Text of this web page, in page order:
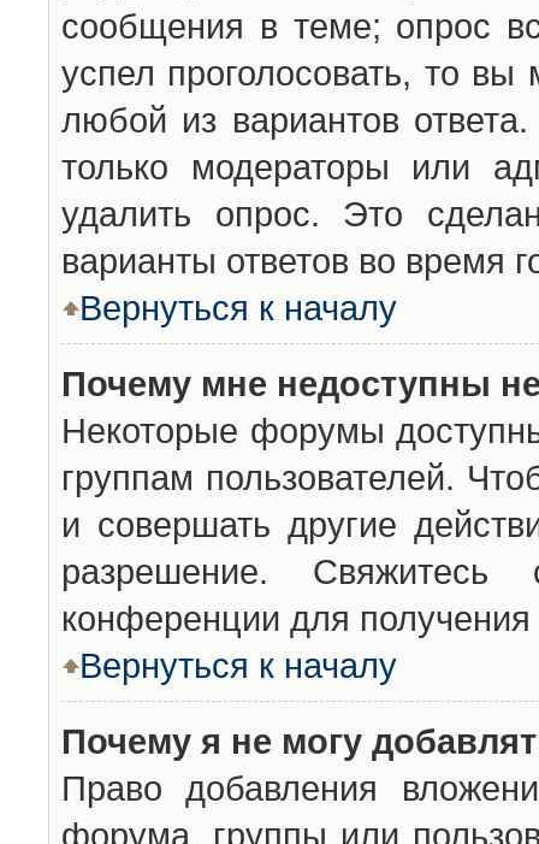
сообщения в теме; опрос
успел проголосовать, то вы
любой из вариантов
только модераторы или
удалить опрос. Это
варианты ответов во время
Вернуться к началу
Почему мне недоступны
Некоторые форумы
группам пользователей.
и совершать другие
разрешение. Свяжитесь
конференции для получения
Вернуться к началу
Почему я не могу
Право добавления
форума, группы или